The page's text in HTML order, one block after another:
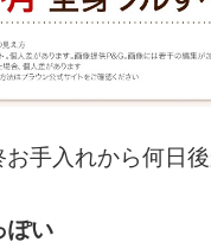
手入れから何日後
ぽい